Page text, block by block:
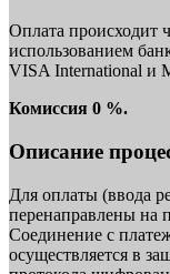
Оплата
использованием
VISA International и
Комиссия 0 %.
Описание
Для оплаты (ввода
перенаправлены
Соединение с
осуществляется в